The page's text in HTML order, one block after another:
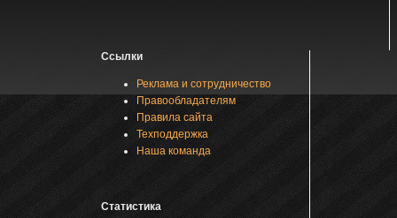
Ссылки
Реклама и сотрудничество
Правообладателям
Правила сайта
Техподдержка
Наша команда
Статистика